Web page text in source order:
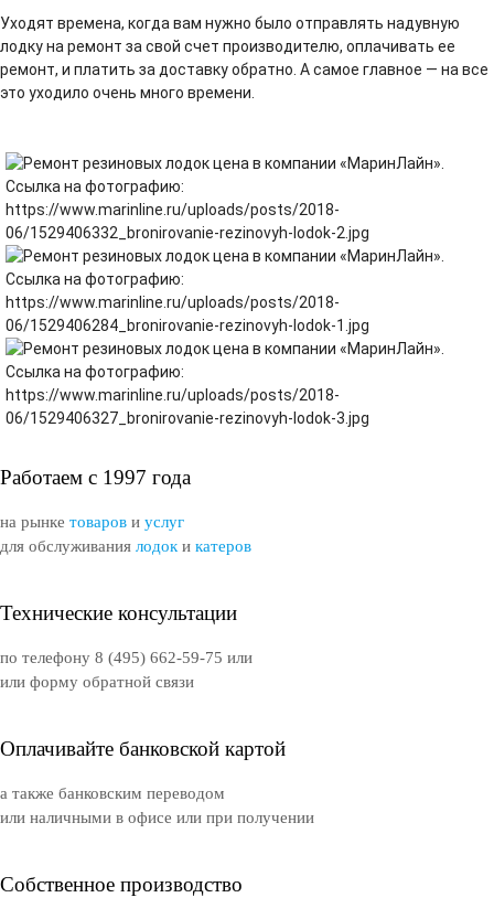
Уходят времена, когда вам нужно было отправлять надувную
лодку на ремонт за свой счет производителю, оплачивать ее
ремонт, и платить за доставку обратно. А самое главное — на все
это уходило очень много времени.
Работаем с 1997 года
на рынке товаров и услуг
для обслуживания лодок и катеров
Технические консультации
по телефону 8 (495) 662-59-75 или
или форму обратной связи
Оплачивайте банковской картой
а также банковским переводом
или наличными в офисе или при получении
Собственное производство